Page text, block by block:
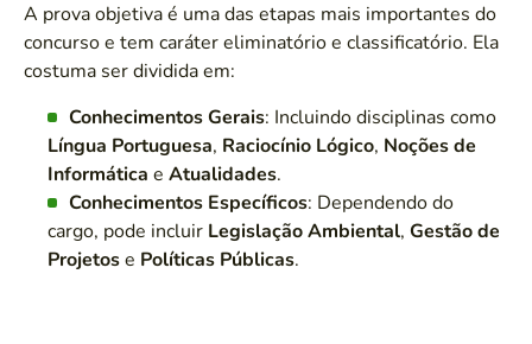
A prova objetiva é uma das etapas mais importantes do
concurso e tem caráter eliminatório e classificatório. Ela
costuma ser dividida em:
Conhecimentos Gerais: Incluindo disciplinas como
Língua Portuguesa, Raciocínio Lógico, Noções de
Informática e Atualidades.
Conhecimentos Específicos: Dependendo do
cargo, pode incluir Legislação Ambiental, Gestão de
Projetose Políticas Públicas.